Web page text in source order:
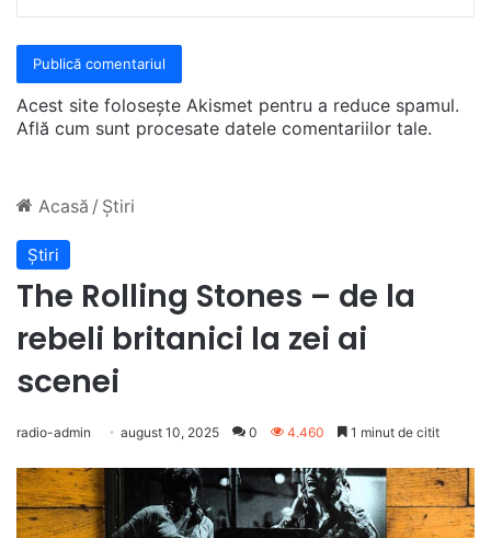
Acest site folosește Akismet pentru a reduce spamul.
Află cum sunt procesate datele comentariilor tale.